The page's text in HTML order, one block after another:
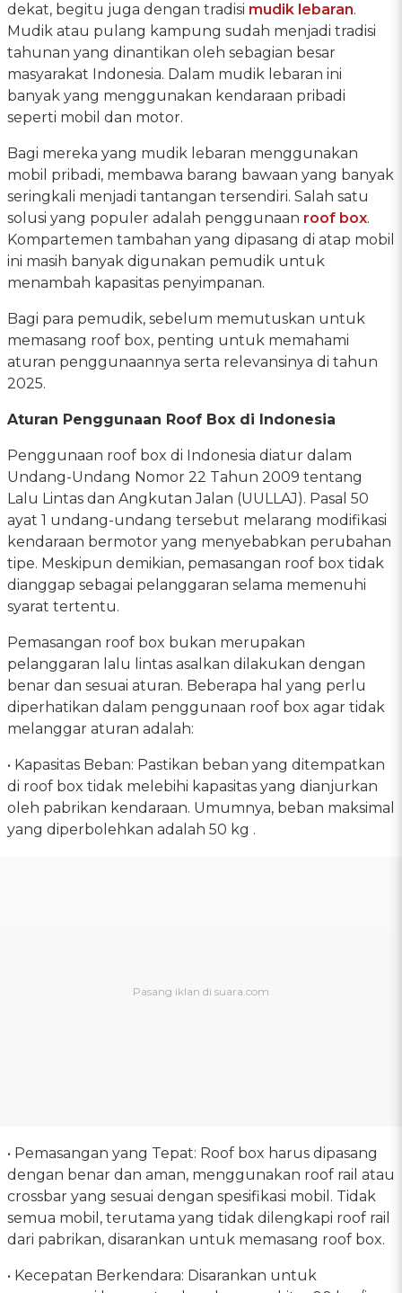
dekat, begitu juga dengan tradisi mudik lebaran.
Mudik atau pulang kampung sudah menjadi tradisi
tahunan yang dinantikan oleh sebagian besar
masyarakat Indonesia. Dalam mudik lebaran ini
banyak yang menggunakan kendaraan pribadi
seperti mobil dan motor.
Bagi mereka yang mudik lebaran menggunakan
mobil pribadi, membawa barang bawaan yang banyak
seringkali menjadi tantangan tersendiri. Salah satu
solusi yang populer adalah penggunaan roof box.
Kompartemen tambahan yang dipasang di atap mobil
ini masih banyak digunakan pemudik untuk
menambah kapasitas penyimpanan.
Bagi para pemudik, sebelum memutuskan untuk
memasang roof box, penting untuk memahami
aturan penggunaannya serta relevansinya di tahun
2025.
Aturan Penggunaan Roof Box di Indonesia
Penggunaan roof box di Indonesia diatur dalam
Undang-Undang Nomor 22 Tahun 2009 tentang
Lalu Lintas dan Angkutan Jalan (UULLAJ). Pasal 50
ayat 1 undang-undang tersebut melarang modifikasi
kendaraan bermotor yang menyebabkan perubahan
tipe. Meskipun demikian, pemasangan roof box tidak
dianggap sebagai pelanggaran selama memenuhi
syarat tertentu.
Pemasangan roof box bukan merupakan
pelanggaran lalu lintas asalkan dilakukan dengan
benar dan sesuai aturan. Beberapa hal yang perlu
diperhatikan dalam penggunaan roof box agar tidak
melanggar aturan adalah:
• Kapasitas Beban: Pastikan beban yang ditempatkan
di roof box tidak melebihi kapasitas yang dianjurkan
oleh pabrikan kendaraan. Umumnya, beban maksimal
yang diperbolehkan adalah 50 kg .
• Pemasangan yang Tepat: Roof box harus dipasang
dengan benar dan aman, menggunakan roof rail atau
crossbar yang sesuai dengan spesifikasi mobil. Tidak
semua mobil, terutama yang tidak dilengkapi roof rail
dari pabrikan, disarankan untuk memasang roof box.
• Kecepatan Berkendara: Disarankan untuk